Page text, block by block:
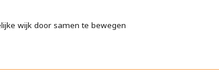
wijk door samen te bewegen